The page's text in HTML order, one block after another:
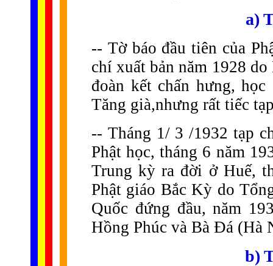
a)
-- Tờ báo đầu tiên của
chí xuất bản năm 1928
đoàn kết chấn hưng,
Tăng già,nhưng rất tiếc
-- Tháng 1/ 3 /1932 tạp
Phật học, tháng 6 năm
Trung kỳ ra đời ở Huế,
Phật giáo Bắc Kỳ do
Quốc đứng đầu, năm
Hồng Phúc và Bà Đá (Hà
b)